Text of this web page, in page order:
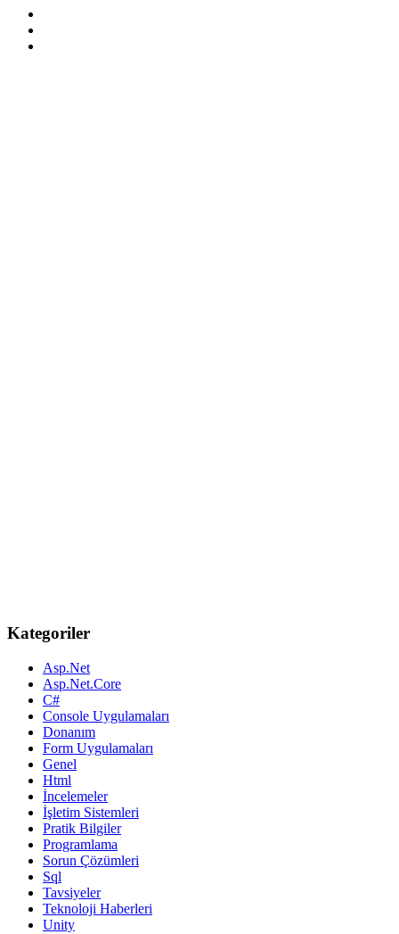
Kategoriler
Asp.Net
Asp.Net.Core
C#
Console Uygulamaları
Donanım
Form Uygulamaları
Genel
Html
İncelemeler
İşletim Sistemleri
Pratik Bilgiler
Programlama
Sorun Çözümleri
Sql
Tavsiyeler
Teknoloji Haberleri
Unity